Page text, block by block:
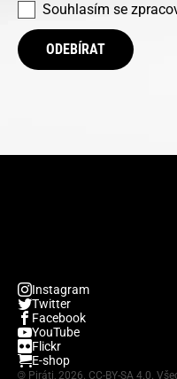
Souhlasím se
ODEBÍRAT
Instagram
Twitter
Facebook
YouTube
Flickr
E-shop
© Piráti, 2026. CC-BY-SA 4.0.